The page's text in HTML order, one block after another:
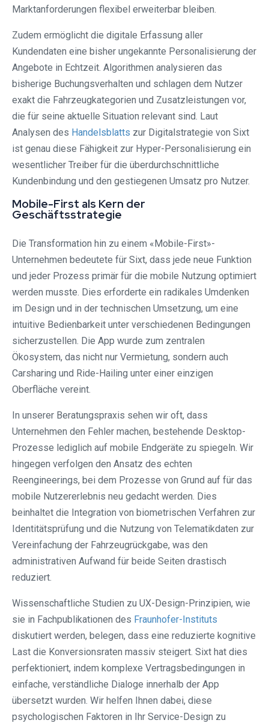
Marktanforderungen flexibel erweiterbar bleiben.
Zudem ermöglicht die digitale Erfassung aller
Kundendaten eine bisher ungekannte Personalisierung der
Angebote in Echtzeit. Algorithmen analysieren das
bisherige Buchungsverhalten und schlagen dem Nutzer
exakt die Fahrzeugkategorien und Zusatzleistungen vor,
die für seine aktuelle Situation relevant sind. Laut
Analysen des Handelsblatts zur Digitalstrategie von Sixt
ist genau diese Fähigkeit zur Hyper-Personalisierung ein
wesentlicher Treiber für die überdurchschnittliche
Kundenbindung und den gestiegenen Umsatz pro Nutzer.
Mobile-First als Kern der
Geschäftsstrategie
Die Transformation hin zu einem «Mobile-First»-
Unternehmen bedeutete für Sixt, dass jede neue Funktion
und jeder Prozess primär für die mobile Nutzung optimiert
werden musste. Dies erforderte ein radikales Umdenken
im Design und in der technischen Umsetzung, um eine
intuitive Bedienbarkeit unter verschiedenen Bedingungen
sicherzustellen. Die App wurde zum zentralen
Ökosystem, das nicht nur Vermietung, sondern auch
Carsharing und Ride-Hailing unter einer einzigen
Oberfläche vereint.
In unserer Beratungspraxis sehen wir oft, dass
Unternehmen den Fehler machen, bestehende Desktop-
Prozesse lediglich auf mobile Endgeräte zu spiegeln. Wir
hingegen verfolgen den Ansatz des echten
Reengineerings, bei dem Prozesse von Grund auf für das
mobile Nutzererlebnis neu gedacht werden. Dies
beinhaltet die Integration von biometrischen Verfahren zur
Identitätsprüfung und die Nutzung von Telematikdaten zur
Vereinfachung der Fahrzeugrückgabe, was den
administrativen Aufwand für beide Seiten drastisch
reduziert.
Wissenschaftliche Studien zu UX-Design-Prinzipien, wie
sie in Fachpublikationen des Fraunhofer-Instituts
diskutiert werden, belegen, dass eine reduzierte kognitive
Last die Konversionsraten massiv steigert. Sixt hat dies
perfektioniert, indem komplexe Vertragsbedingungen in
einfache, verständliche Dialoge innerhalb der App
übersetzt wurden. Wir helfen Ihnen dabei, diese
psychologischen Faktoren in Ihr Service-Design zu